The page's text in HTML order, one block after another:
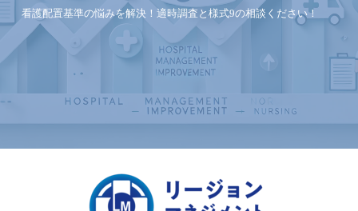
看護配置基準の悩みを解決！適時調査と様式9の相談ください！